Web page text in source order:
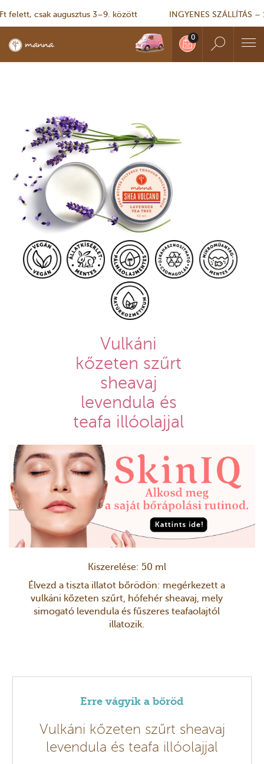
csak augusztus 3–9. között INGYENES SZÁLLÍTÁS –
Vulkáni
kőzeten szűrt
sheavaj
levendula és
teafa illóolajjal
Kiszerelése: 50 ml
Élvezd a tiszta illatot bőrödön: megérkezett a
vulkáni kőzeten szűrt, hófehér sheavaj, mely
simogató levendula és fűszeres teafaolajtól
illatozik.
Erre vágyik a bőröd
Vulkáni kőzeten szűrt sheavaj
levendula és teafa illóolajjal